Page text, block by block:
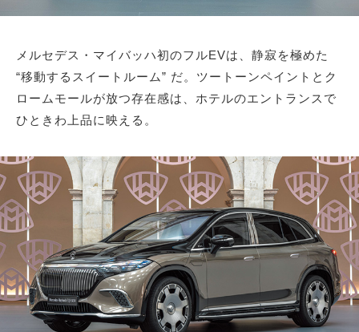
メルセデス・マイバッハ初のフルEVは、静寂を極めた
“移動するスイートルーム” だ。ツートーンペイントとク
ロームモールが放つ存在感は、ホテルのエントランスで
ひときわ上品に映える。